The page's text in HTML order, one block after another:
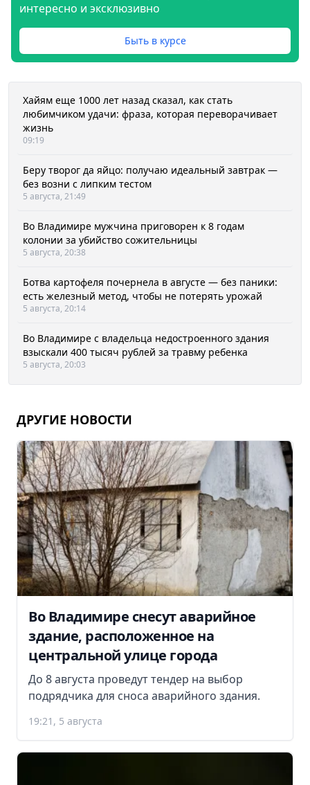
интересно и эксклюзивно
Быть в курсе
Хайям еще 1000 лет назад сказал, как стать
любимчиком удачи: фраза, которая переворачивает
жизнь
09:19
Беру творог да яйцо: получаю идеальный завтрак —
без возни с липким тестом
5 августа, 21:49
Во Владимире мужчина приговорен к 8 годам
колонии за убийство сожительницы
5 августа, 20:38
Ботва картофеля почернела в августе — без паники:
есть железный метод, чтобы не потерять урожай
5 августа, 20:14
Во Владимире с владельца недостроенного здания
взыскали 400 тысяч рублей за травму ребенка
5 августа, 20:03
ДРУГИЕ НОВОСТИ
Во Владимире снесут аварийное
здание, расположенное на
центральной улице города
До 8 августа проведут тендер на выбор
подрядчика для сноса аварийного здания.
19:21, 5 августа